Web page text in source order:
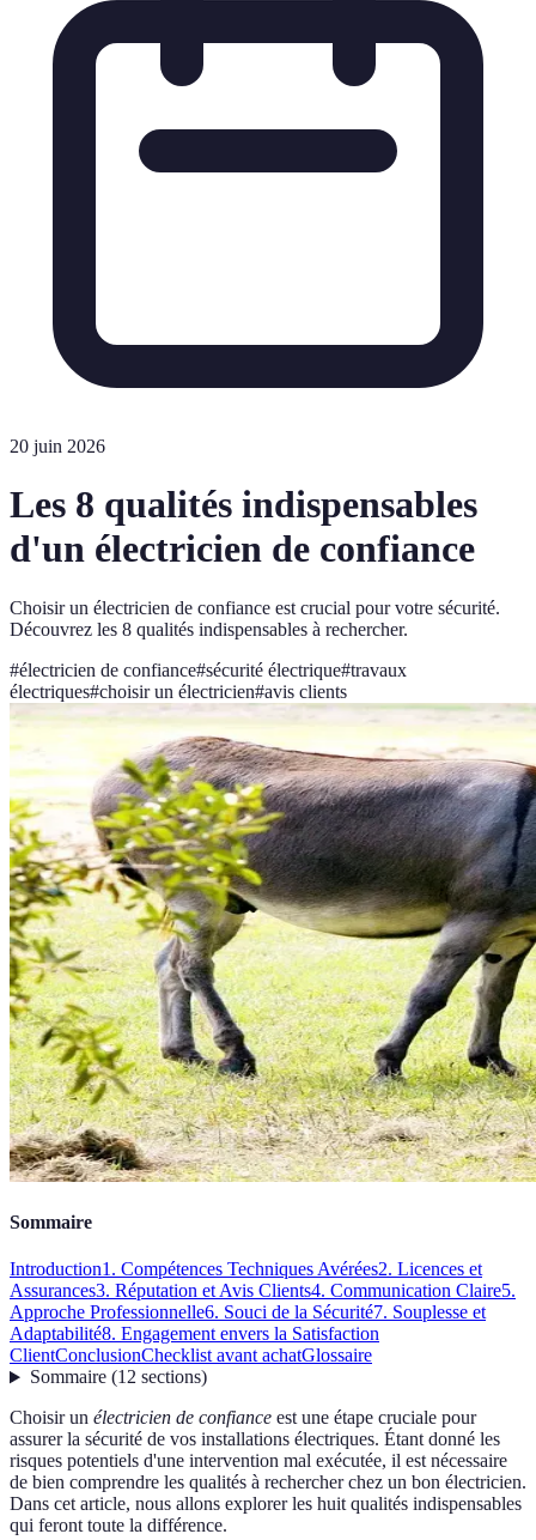
20 juin 2026
Les 8 qualités indispensables
d'un électricien de confiance
Choisir un électricien de confiance est crucial pour votre sécurité.
Découvrez les 8 qualités indispensables à rechercher.
#électricien de confiance#sécurité électrique#travaux
électriques#choisir un électricien#avis clients
Sommaire
Introduction1. Compétences Techniques Avérées2. Licences et
Assurances3. Réputation et Avis Clients4. Communication Claire5.
Approche Professionnelle6. Souci de la Sécurité7. Souplesse et
Adaptabilité8. Engagement envers la Satisfaction
ClientConclusionChecklist avant achatGlossaire
Sommaire(12 sections)
Choisir un électricien de confiance est une étape cruciale pour
assurer la sécurité de vos installations électriques. Étant donné les
risques potentiels d'une intervention mal exécutée, il est nécessaire
de bien comprendre les qualités à rechercher chez un bon électricien.
Dans cet article, nous allons explorer les huit qualités indispensables
qui feront toute la différence.